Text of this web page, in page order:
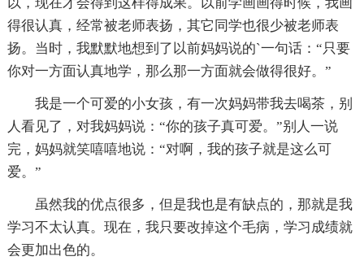
以，现在才会得到这样得成果。以前学画画得时候，我画
得很认真，经常被老师表扬，其它同学也很少被老师表
扬。当时，我默默地想到了以前妈妈说的`一句话：“只要
你对一方面认真地学，那么那一方面就会做得很好。”
我是一个可爱的小女孩，有一次妈妈带我去喝茶，别
人看见了，对我妈妈说：“你的孩子真可爱。”别人一说
完，妈妈就笑嘻嘻地说：“对啊，我的孩子就是这么可
爱。”
虽然我的优点很多，但是我也是有缺点的，那就是我
学习不太认真。现在，我只要改掉这个毛病，学习成绩就
会更加出色的。